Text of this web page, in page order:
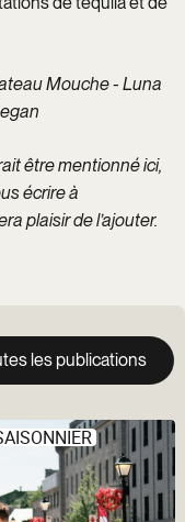
Mouche - Luna
être mentionné ici,
écrire à
plaisir de l’ajouter.
les publications